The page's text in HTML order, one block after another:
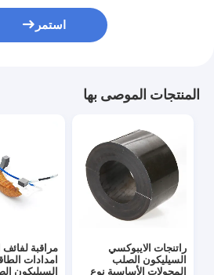
استمر
المنتجات الموصى بها
راتنجات الايبوكسي
السيليكون الصلب
المحولات الأساسية نوع
مراقبة لفائف
امدادات
السيليكون